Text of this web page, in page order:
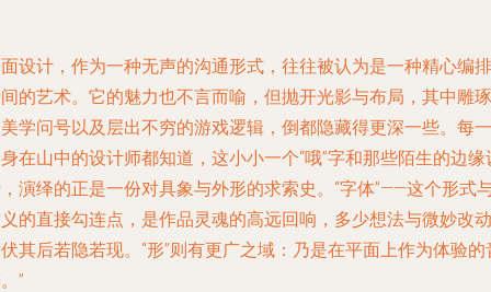
设计，作为一种无声的沟通形式，往往被认为是一种精心编排
的艺术。它的魅力也不言而喻，但抛开光影与布局，其中雕琢
学问号以及层出不穷的游戏逻辑，倒都隐藏得更深一些。每一
在山中的设计师都知道，这小小一个“哦”字和那些陌生的边缘
演绎的正是一份对具象与外形的求索史。“字体”——这个形式
的直接勾连点，是作品灵魂的高远回响，多少想法与微妙改动
其后若隐若现。“形”则有更广之域：乃是在平面上作为体验的
”